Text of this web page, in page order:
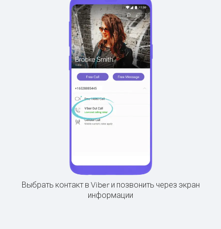
Выбрать контакт в Viber и позвонить через экран
информации